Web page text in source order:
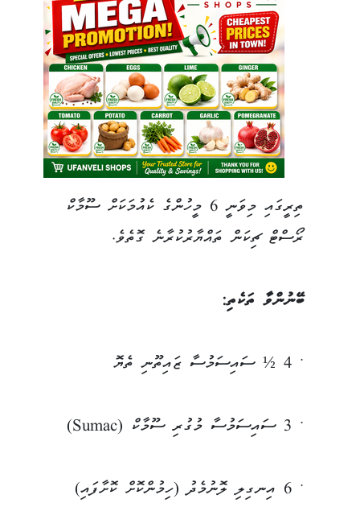
ތިރީގައި މިވަނީ 6 މީހުންގެ ކެއުމަކަށް ސޫމާކް
ރޯސްޓް ޗިކަން ތައްޔާރުކުރާނެ ގޮތެވެ.
ބޭނުންވާ ތަކެތި:
• 4 ½ ސައިސަމުސާ ޒައިތޫނި ތެޔޮ
• 3 ސައިސަމުސާ މުގުރި ސޫމާކް (Sumac)
• 6 އިނގިލި ލޮނުމެދު (ހިމުންކޮށް ކޮށާފައި)